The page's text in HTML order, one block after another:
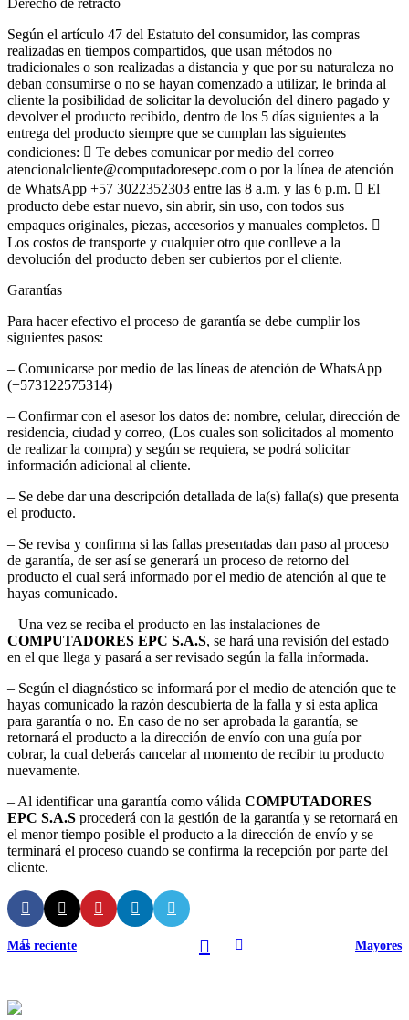
Derecho de retracto
Según el artículo 47 del Estatuto del consumidor, las compras
realizadas en tiempos compartidos, que usan métodos no
tradicionales o son realizadas a distancia y que por su naturaleza no
deban consumirse o no se hayan comenzado a utilizar, le brinda al
cliente la posibilidad de solicitar la devolución del dinero pagado y
devolver el producto recibido, dentro de los 5 días siguientes a la
entrega del producto siempre que se cumplan las siguientes
condiciones:  Te debes comunicar por medio del correo
atencionalcliente@computadoresepc.com o por la línea de atención
de WhatsApp +57 3022352303 entre las 8 a.m. y las 6 p.m.  El
producto debe estar nuevo, sin abrir, sin uso, con todos sus
empaques originales, piezas, accesorios y manuales completos. 
Los costos de transporte y cualquier otro que conlleve a la
devolución del producto deben ser cubiertos por el cliente.
Garantías
Para hacer efectivo el proceso de garantía se debe cumplir los
siguientes pasos:
– Comunicarse por medio de las líneas de atención de WhatsApp
(+573122575314)
– Confirmar con el asesor los datos de: nombre, celular, dirección de
residencia, ciudad y correo, (Los cuales son solicitados al momento
de realizar la compra) y según se requiera, se podrá solicitar
información adicional al cliente.
– Se debe dar una descripción detallada de la(s) falla(s) que presenta
el producto.
– Se revisa y confirma si las fallas presentadas dan paso al proceso
de garantía, de ser así se generará un proceso de retorno del
producto el cual será informado por el medio de atención al que te
hayas comunicado.
– Una vez se reciba el producto en las instalaciones de
COMPUTADORES EPC S.A.S, se hará una revisión del estado
en el que llega y pasará a ser revisado según la falla informada.
– Según el diagnóstico se informará por el medio de atención que te
hayas comunicado la razón descubierta de la falla y si esta aplica
para garantía o no. En caso de no ser aprobada la garantía, se
retornará el producto a la dirección de envío con una guía por
cobrar, la cual deberás cancelar al momento de recibir tu producto
nuevamente.
– Al identificar una garantía como válida COMPUTADORES
EPC S.A.S procederá con la gestión de la garantía y se retornará en
el menor tiempo posible el producto a la dirección de envío y se
terminará el proceso cuando se confirma la recepción por parte del
cliente.
Más reciente Mayores